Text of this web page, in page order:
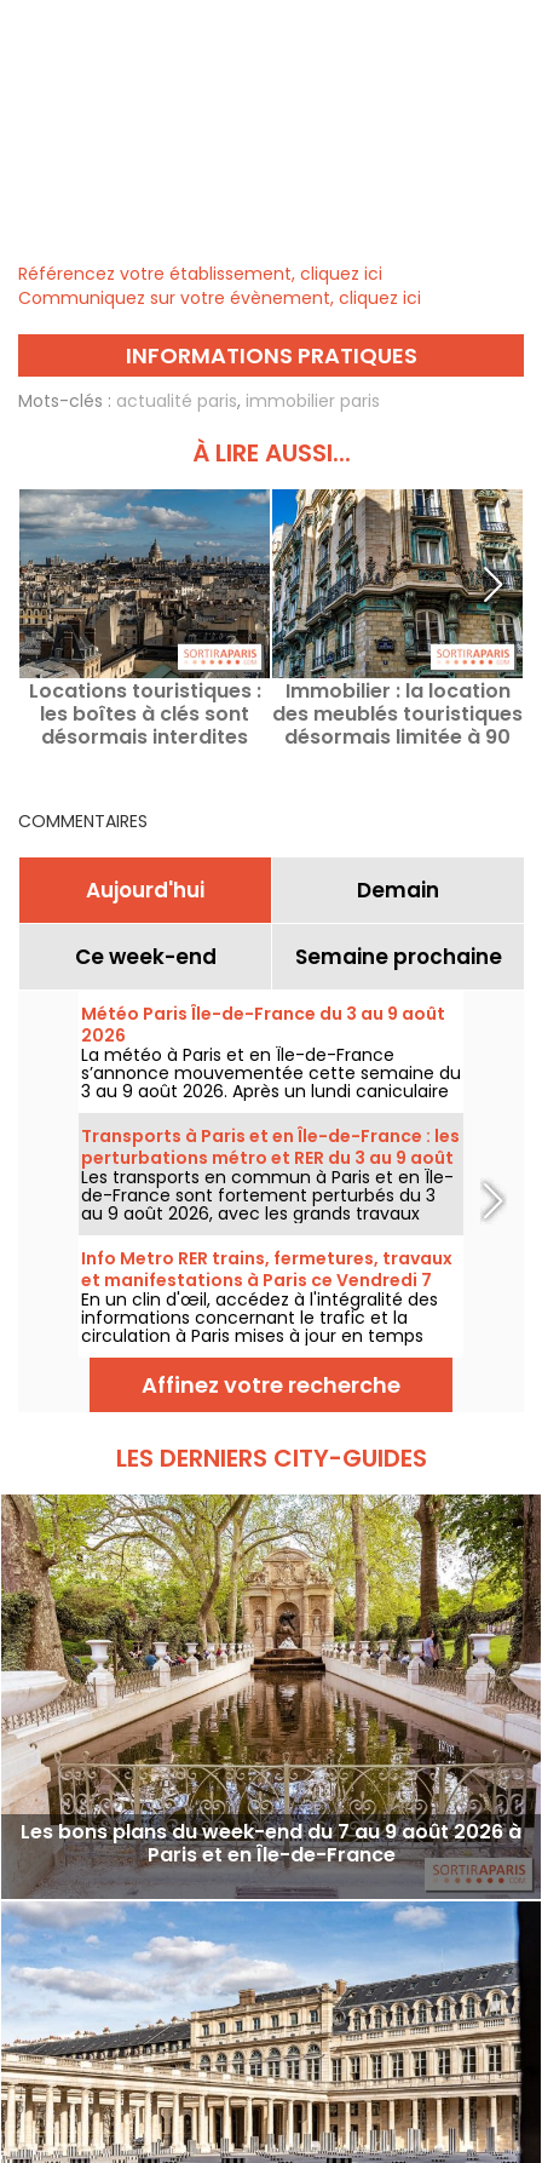
Référencez votre établissement, cliquez ici
Communiquez sur votre évènement, cliquez ici
INFORMATIONS PRATIQUES
Mots-clés : actualité paris, immobilier paris
À LIRE AUSSI...
Locations touristiques :
les boîtes à clés sont
désormais interdites
Immobilier : la location
des meublés touristiques
désormais limitée à 90
COMMENTAIRES
Aujourd'hui Demain
Ce week-end Semaine prochaine
Météo Paris Île-de-France du 3 au 9 août
2026
La météo à Paris et en Île-de-France
s’annonce mouvementée cette semaine du
3 au 9 août 2026. Après un lundi caniculaire
marqué par un risque d’orages, les
températures vont progressivement baisser
avant le retour d’un temps plus chaud et
ensoleillé pour le week-end.
Transports à Paris et en Île-de-France : les
perturbations métro et RER du 3 au 9 août
2026
Les transports en commun à Paris et en Île-
de-France sont fortement perturbés du 3
au 9 août 2026, avec les grands travaux
d'été qui impactent très durement
certaines lignes, selon la RATP et SNCF.
Info Metro RER trains, fermetures, travaux
et manifestations à Paris ce Vendredi 7
août 2026
En un clin d'œil, accédez à l'intégralité des
informations concernant le trafic et la
circulation à Paris mises à jour en temps
réel. Metro RER et Transilien de la RATP,
travaux, circulation, grands évènements et
manifestations, on vous donne toutes les
informations pratiques à connaître avant de
Affinez votre recherche
LES DERNIERS CITY-GUIDES
Les bons plans du week-end du 7 au 9 août 2026 à
Paris et en Île-de-France